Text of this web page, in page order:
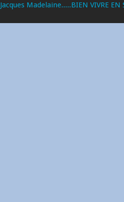
Jacques Madelaine.....BIEN VIVRE EN